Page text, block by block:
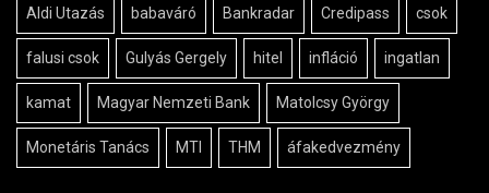
Aldi Utazás babaváró Bankradar Credipass csok
falusi csok Gulyás Gergely hitel infláció ingatlan
kamat Magyar Nemzeti Bank Matolcsy György
Monetáris Tanács MTI THM áfakedvezmény